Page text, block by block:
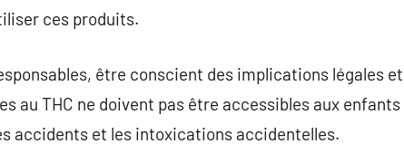
ces produits.
être conscient des implications légales
au THC ne doivent pas être accessibles aux
accidents et les intoxications accidentelles.